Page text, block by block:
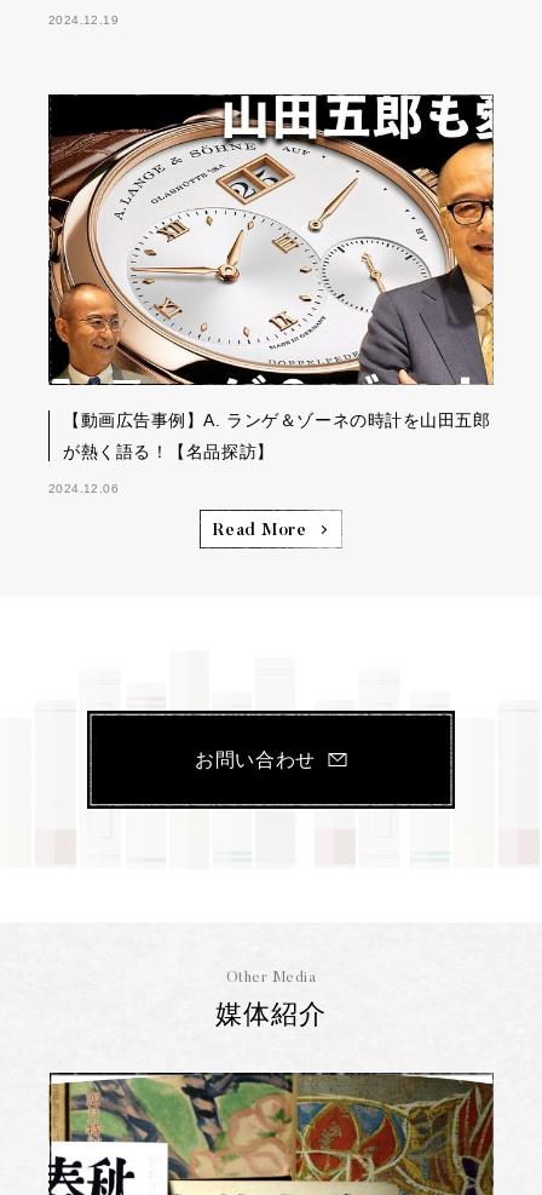
2024.12.19
【動画広告事例】A. ランゲ＆ゾーネの時計を山田五郎
が熱く語る！【名品探訪】
2024.12.06
Read More
お問い合わせ
Other Media
媒体紹介